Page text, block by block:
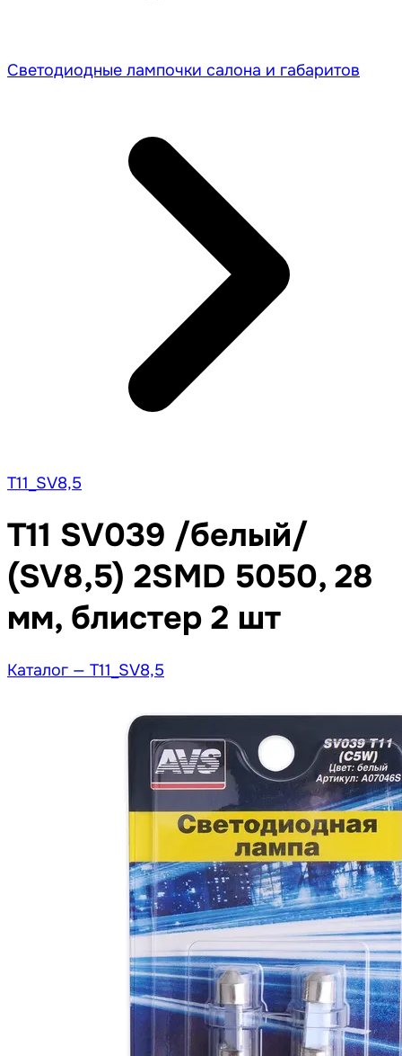
Светодиодные лампочки салона и габаритов
T11_SV8,5
T11 SV039 /белый/
(SV8,5) 2SMD 5050, 28
мм, блистер 2 шт
Каталог — T11_SV8,5